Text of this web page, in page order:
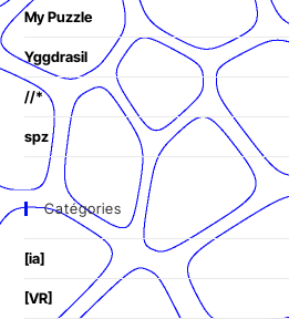
My Puzzle
Yggdrasil
//*
spz
Catégories
[ia]
[VR]